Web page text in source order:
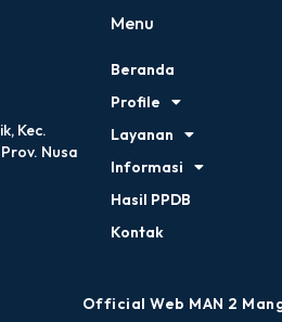
Kec.
Nusa
Menu
Beranda
Profile
Layanan
Informasi
Hasil PPDB
Kontak
Official Web MAN 2